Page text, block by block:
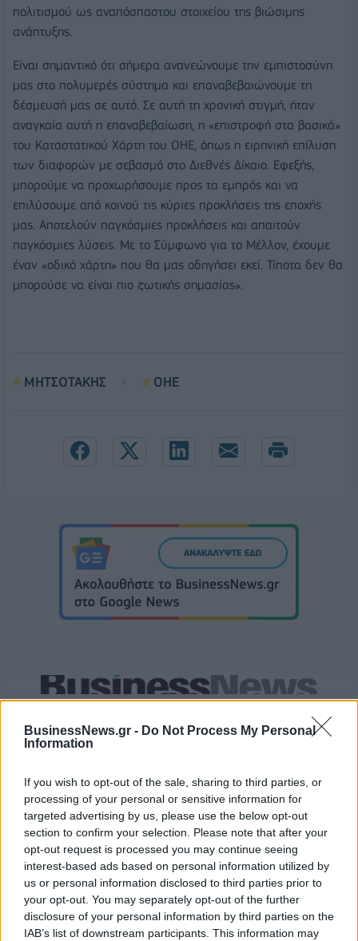
BusinessNews.gr - Do Not Process My Personal
Information
If you wish to opt-out of the sale, sharing to third parties, or
processing of your personal or sensitive information for
targeted advertising by us, please use the below opt-out
section to confirm your selection. Please note that after your
opt-out request is processed you may continue seeing
interest-based ads based on personal information utilized by
us or personal information disclosed to third parties prior to
your opt-out. You may separately opt-out of the further
disclosure of your personal information by third parties on the
IAB’s list of downstream participants. This information may
πολιτισμού ως αναπόσπαστου στοιχείου της βιώσιμης
ανάπτυξης.
Είναι σημαντικό ότι σήμερα ανανεώνουμε την εμπιστοσύνη
μας στο πολυμερές σύστημα και επαναβεβαιώνουμε τη
δέσμευσή μας σε αυτό. Σε αυτή τη χρονική στιγμή, ήταν
αναγκαία αυτή η επαναβεβαίωση, η «επιστροφή στα βασικά»
του Καταστατικού Χάρτη του ΟΗΕ, όπως η ειρηνική επίλυση
των διαφορών με σεβασμό στο Διεθνές Δίκαιο. Εφεξής,
μπορούμε να προχωρήσουμε προς τα εμπρός και να
επιλύσουμε από κοινού τις κύριες προκλήσεις της εποχής
μας. Αποτελούν παγκόσμιες προκλήσεις και απαιτούν
παγκόσμιες λύσεις. Με το Σύμφωνο για το Μέλλον, έχουμε
έναν «οδικό χάρτη» που θα μας οδηγήσει εκεί. Τίποτα δεν θα
μπορούσε να είναι πιο ζωτικής σημασίας».
ΜΗΤΣΟΤΑΚΗΣ ΟΗΕ
Εθνική Κορασίδων: Νίκησε με 74-65 τη Δανία και παίζει ημιτελικό με
Μασλαρινός: «Ήταν δύσκολο
μετά τον αποκλεισμό, αλλά
βγάλαμε αντίδραση»
Όμιλος ΔΕΗ: Νέα συμφωνία για
χαρτοφυλάκιο έργων ΑΠΕ άνω
των 2 GW σε Πολωνία και
Ουγγαρία
Fourlis: Συμφωνία για την πώληση συμμετοχής στο Sofia South Ring
Mall έναντι 49,35 εκατ. ευρώ